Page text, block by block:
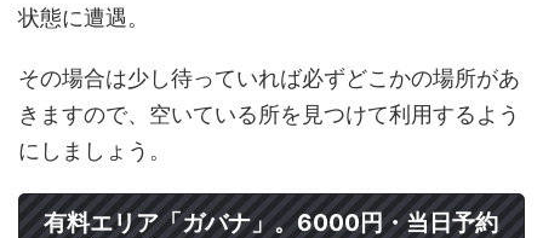
状態に遭遇。
その場合は少し待っていれば必ずどこかの場所があ
きますので、空いている所を見つけて利用するよう
にしましょう。
有料エリア「ガバナ」。6000円・当日予約